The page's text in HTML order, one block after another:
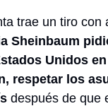
trae un tiro con
Sheinbaum
Unidos
respetar los
después de que